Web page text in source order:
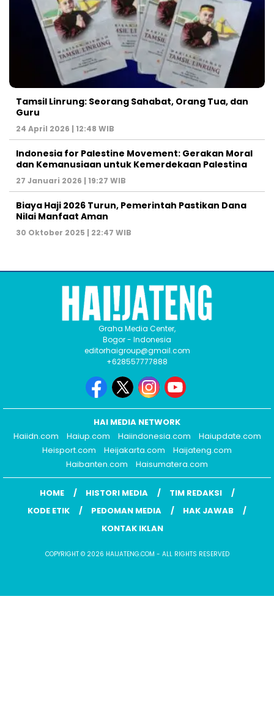
Tamsil Linrung: Seorang Sahabat, Orang Tua, dan
Guru
24 April 2026 | 12:48 WIB
Indonesia for Palestine Movement: Gerakan Moral
dan Kemanusiaan untuk Kemerdekaan Palestina
27 Januari 2026 | 19:27 WIB
Biaya Haji 2026 Turun, Pemerintah Pastikan Dana
Nilai Manfaat Aman
30 Oktober 2025 | 22:47 WIB
Graha Media Center,
Bogor - Indonesia
editorhaigroup@gmail.com
+628557777888
HAI MEDIA NETWORK
Haiidn.com
Haiup.com Haiindonesia.com
Haiupdate.com
Heisport.com
Heijakarta.com
Haijateng.com
Haibanten.com
Haisumatera.com
HOME HISTORI MEDIA
TIM REDAKSI
KODE ETIK
PEDOMAN MEDIA
HAK JAWAB
KONTAK IKLAN
COPYRIGHT © 2026 HAIJATENG.COM - ALL RIGHTS RESERVED